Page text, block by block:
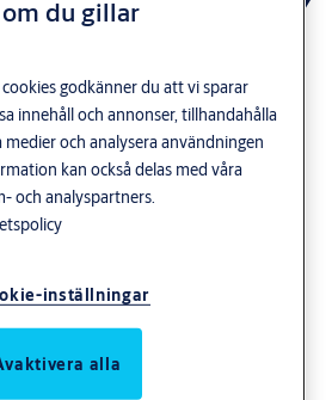
du gillar
godkänner du att vi sparar
innehåll och annonser, tillhandahålla
och analysera användningen
kan också delas med våra
och analyspartners.
inställningar
alla